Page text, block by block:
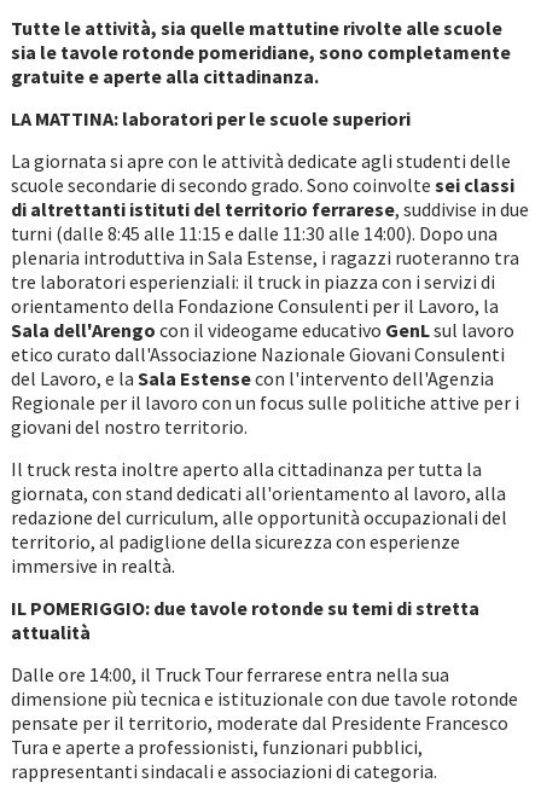
Tutte le attività, sia quelle mattutine rivolte alle scuole
sia le tavole rotonde pomeridiane, sono completamente
gratuite e aperte alla cittadinanza.
LA MATTINA: laboratori per le scuole superiori
La giornata si apre con le attività dedicate agli studenti delle
scuole secondarie di secondo grado. Sono coinvolte sei classi
di altrettanti istituti del territorio ferrarese, suddivise in due
turni (dalle 8:45 alle 11:15 e dalle 11:30 alle 14:00). Dopo una
plenaria introduttiva in Sala Estense, i ragazzi ruoteranno tra
tre laboratori esperienziali: il truck in piazza con i servizi di
orientamento della Fondazione Consulenti per il Lavoro, la
Sala dell'Arengo con il videogame educativo GenLsul lavoro
etico curato dall'Associazione Nazionale Giovani Consulenti
del Lavoro, e la Sala Estensecon l'intervento dell'Agenzia
Regionale per il lavoro con un focus sulle politiche attive per i
giovani del nostro territorio.
Il truck resta inoltre aperto alla cittadinanza per tutta la
giornata, con stand dedicati all'orientamento al lavoro, alla
redazione del curriculum, alle opportunità occupazionali del
territorio, al padiglione della sicurezza con esperienze
immersive in realtà.
IL POMERIGGIO: due tavole rotonde su temi di stretta
attualità
Dalle ore 14:00, il Truck Tour ferrarese entra nella sua
dimensione più tecnica e istituzionale con due tavole rotonde
pensate per il territorio, moderate dal Presidente Francesco
Tura e aperte a professionisti, funzionari pubblici,
rappresentanti sindacali e associazioni di categoria.